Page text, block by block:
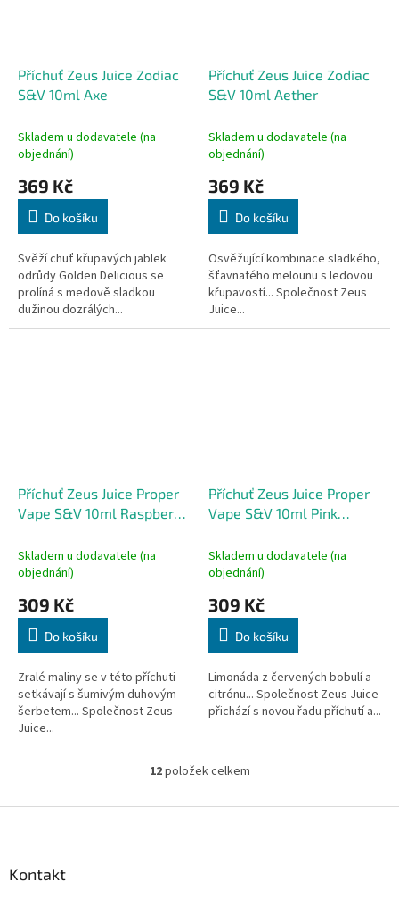
Příchuť Zeus Juice Zodiac
S&V 10ml Axe
Skladem u dodavatele (na
objednání)
369 Kč
Do košíku
Svěží chuť křupavých jablek
odrůdy Golden Delicious se
prolíná s medově sladkou
dužinou dozrálých...
Příchuť Zeus Juice Zodiac
S&V 10ml Aether
Skladem u dodavatele (na
objednání)
369 Kč
Do košíku
Osvěžující kombinace sladkého,
šťavnatého melounu s ledovou
křupavostí... Společnost Zeus
Juice...
Příchuť Zeus Juice Proper
Vape S&V 10ml Raspberry
Skladem u dodavatele (na
objednání)
309 Kč
Do košíku
Zralé maliny se v této příchuti
setkávají s šumivým duhovým
šerbetem... Společnost Zeus
Juice...
Příchuť Zeus Juice Proper
Vape S&V 10ml Pink
Skladem u dodavatele (na
objednání)
309 Kč
Do košíku
Limonáda z červených bobulí a
citrónu... Společnost Zeus Juice
přichází s novou řadu příchutí a...
O
l
12položek celkem
Kontakt